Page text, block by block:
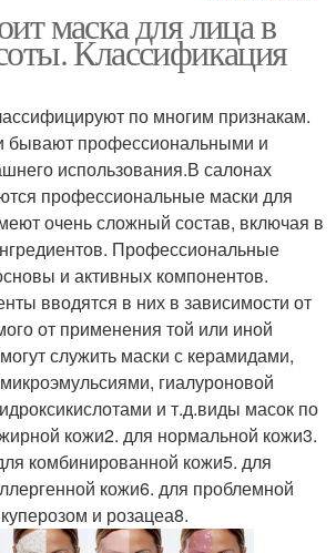
Салонные маски
Коллагеновые маски
Противовоспалительные
маски
Профессиональные
маски
Маски для омоложения
маска для лица в
Классификация
по многим признакам.
бывают профессиональными и
использования.В салонах
профессиональные маски для
очень сложный состав, включая в
Профессиональные
и активных компонентов.
вводятся в них в зависимости от
от применения той или иной
служить маски с керамидами,
гиалуроновой
и т.д.виды масок по
кожи2. для нормальной кожи3.
комбинированной кожи5. для
кожи6. для проблемной
и розацеа8.